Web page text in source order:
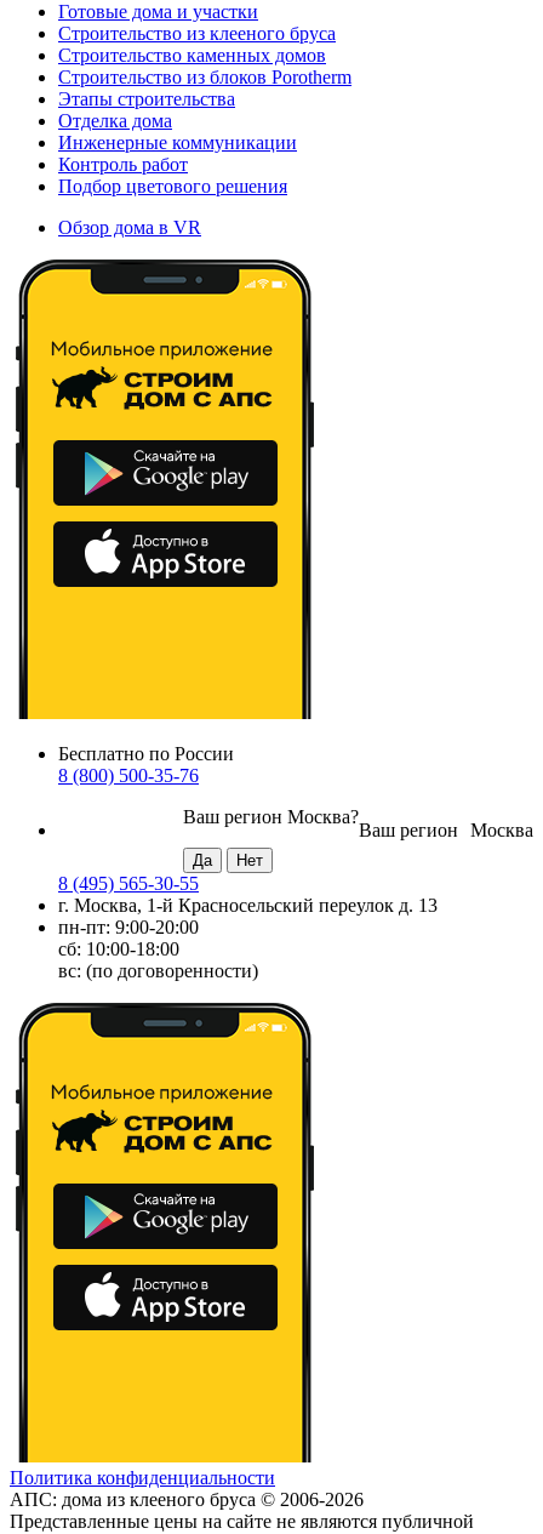
Готовые дома и участки
Строительство из клееного бруса
Строительство каменных домов
Строительство из блоков Porotherm
Этапы строительства
Отделка дома
Инженерные коммуникации
Контроль работ
Подбор цветового решения
Обзор дома в VR
Бесплатно по России
8 (800) 500-35-76
Москва
Ваш регион
Ваш регион Москва?
8 (495) 565-30-55
г. Москва, 1-й Красносельский переулок д. 13
пн-пт: 9:00-20:00
сб: 10:00-18:00
вс: (по договоренности)
Политика конфиденциальности
АПС: дома из клееного бруса © 2006-2026
Представленные цены на сайте не являются публичной